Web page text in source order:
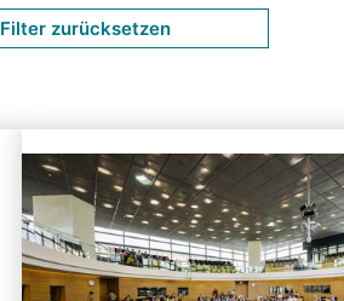
Filter zurücksetzen